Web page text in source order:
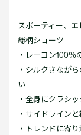
スポーティー、
総柄ショーツ
・レーヨン100％
・シルクさなが
い
・全身にクラシ
・サイドライン
・トレンドに寄